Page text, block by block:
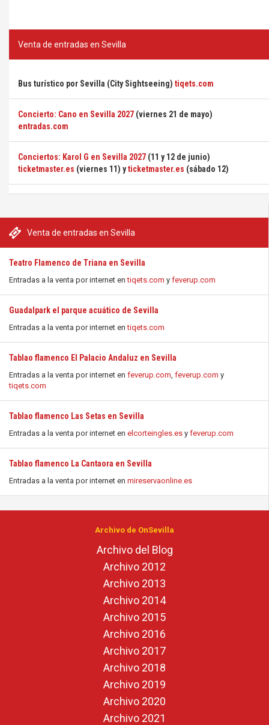
Venta de entradas en Sevilla
Teatro Flamenco de Triana en Sevilla
Entradas a la venta por internet entiqets.com y feverup.com
Guadalpark el parque acuático de Sevilla
Entradas a la venta por internet entiqets.com
Tablao flamenco El Palacio Andaluz en Sevilla
Entradas a la venta por internet en feverup.com, feverup.com y
tiqets.com
Tablao flamenco Las Setas en Sevilla
Entradas a la venta por internet en elcorteingles.es y feverup.com
Tablao flamenco La Cantaora en Sevilla
Entradas a la venta por internet en mireservaonline.es
Venta de entradas en Sevilla
Bus turístico por Sevilla (City Sightseeing) tiqets.com
Concierto: Cano en Sevilla 2027 (viernes 21 de mayo)
entradas.com
Conciertos: Karol G en Sevilla 2027 (11 y 12 de junio)
ticketmaster.es (viernes 11) yticketmaster.es (sábado 12)
Archivo de OnSevilla
Archivo del Blog
Archivo 2012
Archivo 2013
Archivo 2014
Archivo 2015
Archivo 2016
Archivo 2017
Archivo 2018
Archivo 2019
Archivo 2020
Archivo 2021